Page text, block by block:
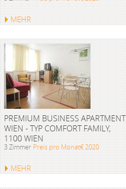
MEHR
PREMIUM BUSINESS APARTMENT
WIEN - TYP COMFORT FAMILY,
1100 WIEN
3 Zimmer Preis pro Monat€ 2020
MEHR